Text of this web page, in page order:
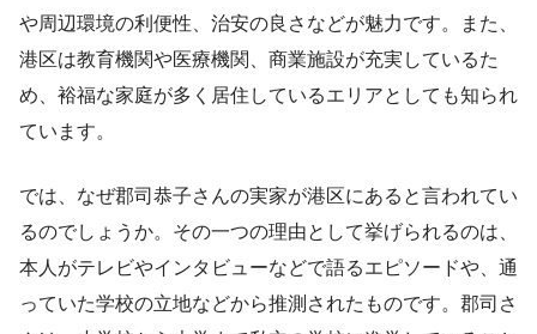
や周辺環境の利便性、治安の良さなどが魅力です。また、
港区は教育機関や医療機関、商業施設が充実しているた
め、裕福な家庭が多く居住しているエリアとしても知られ
ています。
では、なぜ郡司恭子さんの実家が港区にあると言われてい
るのでしょうか。その一つの理由として挙げられるのは、
本人がテレビやインタビューなどで語るエピソードや、通
っていた学校の立地などから推測されたものです。郡司さ